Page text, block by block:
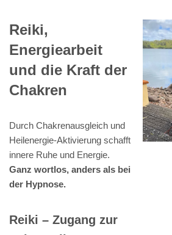
Reiki,
Energiearbeit
und die Kraft der
Chakren
Durch Chakrenausgleich und
Heilenergie-Aktivierung schafft
innere Ruhe und Energie.
Ganz wortlos, anders als bei
der Hypnose.
Reiki – Zugang zur